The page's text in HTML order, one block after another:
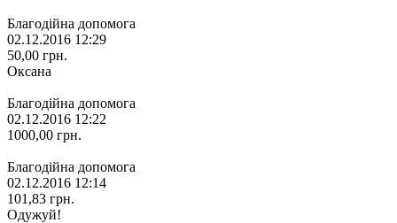
Благодійна допомога
02.12.2016 12:29
50,00 грн.
Оксана
Благодійна допомога
02.12.2016 12:22
1000,00 грн.
Благодійна допомога
02.12.2016 12:14
101,83 грн.
Одужуй!